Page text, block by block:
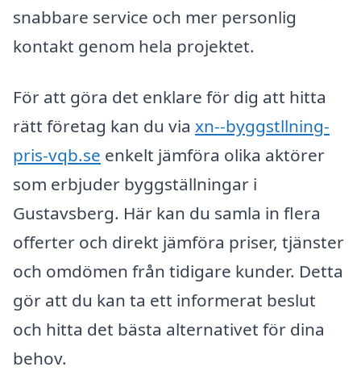
snabbare service och mer personlig
kontakt genom hela projektet.
För att göra det enklare för dig att hitta
rätt företag kan du via xn--byggstllning-
pris-vqb.se enkelt jämföra olika aktörer
som erbjuder byggställningar i
Gustavsberg. Här kan du samla in flera
offerter och direkt jämföra priser, tjänster
och omdömen från tidigare kunder. Detta
gör att du kan ta ett informerat beslut
och hitta det bästa alternativet för dina
behov.